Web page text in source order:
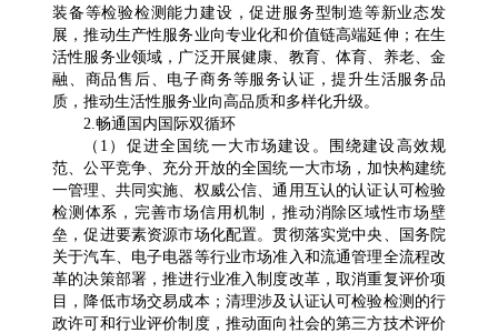
装备等检验检测能力建设，促进服务型制造等新业态发
展，推动生产性服务业向专业化和价值链高端延伸；在生
活性服务业领域，广泛开展健康、教育、体育、养老、金
融、商品售后、电子商务等服务认证，提升生活服务品
质，推动生活性服务业向高品质和多样化升级。
2.畅通国内国际双循环
（1）促进全国统一大市场建设。围绕建设高效规
范、公平竞争、充分开放的全国统一大市场，加快构建统
一管理、共同实施、权威公信、通用互认的认证认可检验
检测体系，完善市场信用机制，推动消除区域性市场壁
垒，促进要素资源市场化配置。贯彻落实党中央、国务院
关于汽车、电子电器等行业市场准入和流通管理全流程改
革的决策部署，推进行业准入制度改革，取消重复评价项
目，降低市场交易成本；清理涉及认证认可检验检测的行
政许可和行业评价制度，推动面向社会的第三方技术评价